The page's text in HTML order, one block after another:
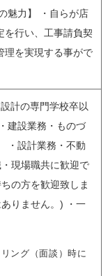
魅力】 ・自らが店
を行い、工事請負契
理を実現する事がで
計の専門学校卒以
建設業務・ものづ
・設計業務・不動
現場職共に歓迎で
の方を歓迎致しま
りません。) ・一
ング（面談）時に